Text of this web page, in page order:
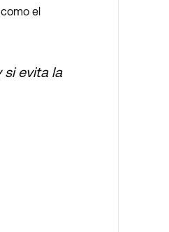
el
evita la